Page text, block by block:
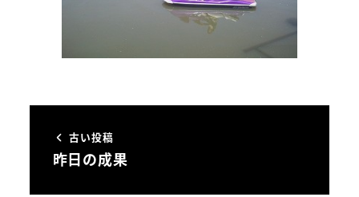
古い投稿
昨日の成果